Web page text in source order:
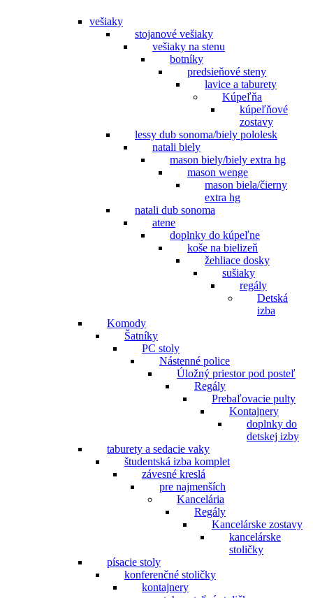
vešiaky
stojanové vešiaky
vešiaky na stenu
botníky
predsieňové steny
lavice a taburety
Kúpeľňa
kúpeľňové
zostavy
lessy dub sonoma/biely pololesk
natali biely
mason biely/biely extra hg
mason wenge
mason biela/čierny
extra hg
natali dub sonoma
atene
doplnky do kúpeľne
koše na bielizeň
žehliace dosky
sušiaky
regály
Detská
izba
Komody
Šatníky
PC stoly
Nástenné police
Úložný priestor pod posteľ
Regály
Prebaľovacie pulty
Kontajnery
doplnky do
detskej izby
taburety a sedacie vaky
študentská izba komplet
závesné kreslá
pre najmenších
Kancelária
Regály
Kancelárske zostavy
kancelárske
stoličky
písacie stoly
konferenčné stoličky
kontajnery